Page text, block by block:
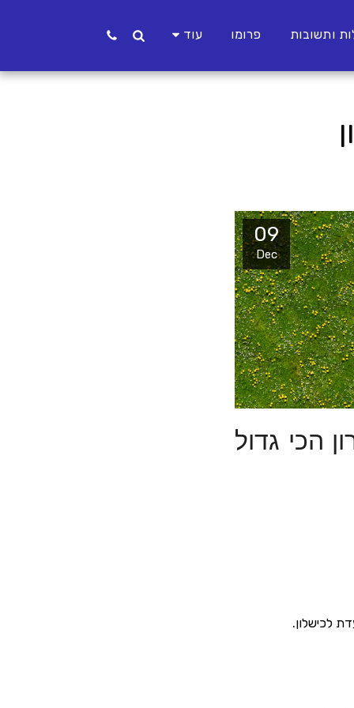
ותשובות פרומו עוד
09
Dec
הכי גדול
לכישלון.